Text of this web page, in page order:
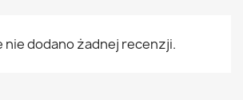
nie dodano żadnej recenzji.